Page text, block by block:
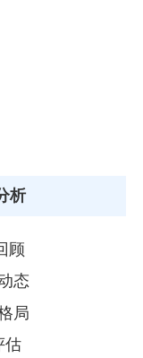
析
顾
态
局
估